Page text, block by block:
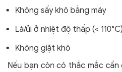
Không sấy khô bằng máy
Là/ủi ở nhiệt độ thấp (< 110°C)
Không giặt khô
Nếu bạn còn có thắc mắc cần